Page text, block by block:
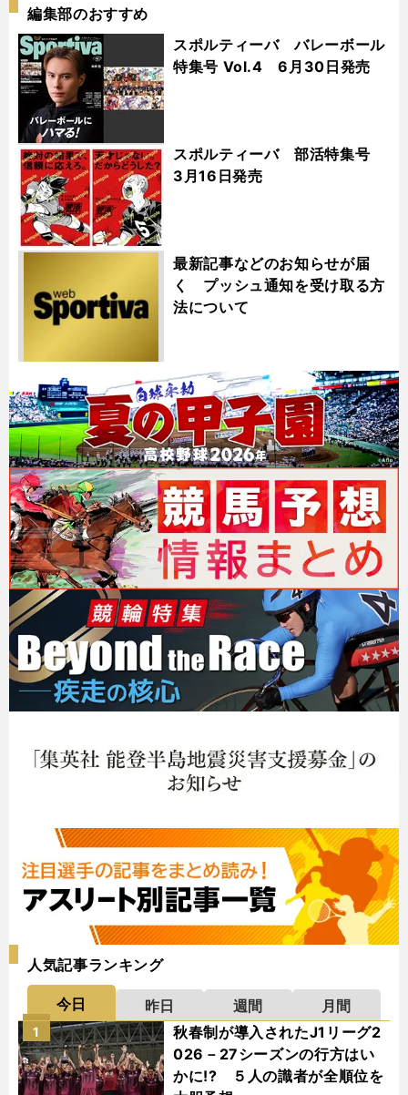
編集部のおすすめ
スポルティーバ バレーボール
特集号 Vol.4 6月30日発売
スポルティーバ 部活特集号
3月16日発売
最新記事などのお知らせが届
く プッシュ通知を受け取る方
法について
人気記事ランキング
今日 昨日 週間
月間
秋春制が導入されたJ1リーグ2
026－27シーズンの行方はい
かに!? ５人の識者が全順位を
1